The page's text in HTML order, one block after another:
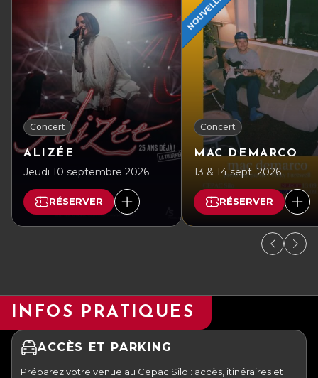
Concert
ALIZÉE
Jeudi 10 septembre 2026
RÉSERVER
Concert
MAC DEMARCO
13 & 14 sept. 2026
RÉSERVER
INFOS PRATIQUES
ACCÈS ET PARKING
Préparez votre venue au Cepac Silo : accès, itinéraires et